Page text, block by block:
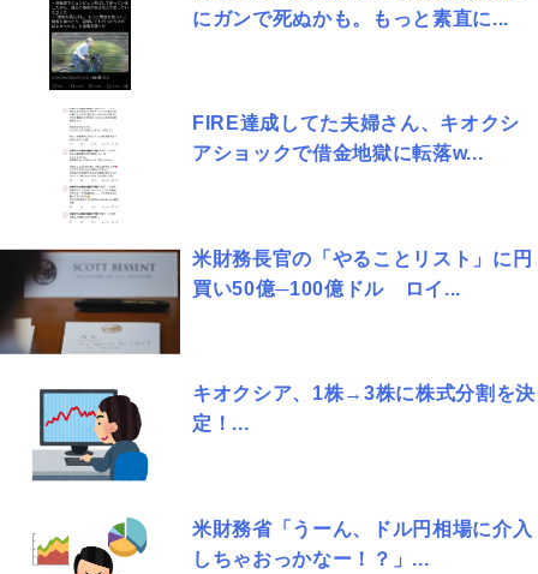
にガンで死ぬかも。もっと素直に...
FIRE達成してた夫婦さん、キオクシ
アショックで借金地獄に転落w...
米財務長官の「やることリスト」に円
買い50億─100億ドル ロイ...
キオクシア、1株→3株に株式分割を決
定！...
米財務省「うーん、ドル円相場に介入
しちゃおっかなー！？」...